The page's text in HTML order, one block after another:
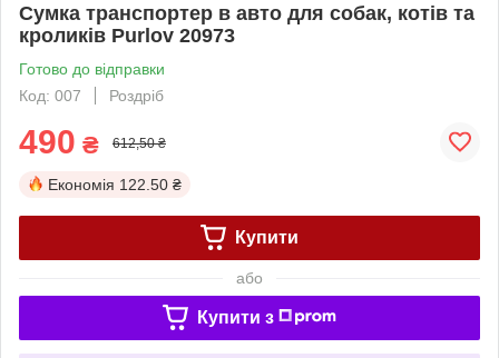
Сумка транспортер в авто для собак, котів та
кроликів Purlov 20973
Готово до відправки
Код: 007
Роздріб
490 ₴ 612,50 ₴
Економія 122.50 ₴
Купити
або
Купити з